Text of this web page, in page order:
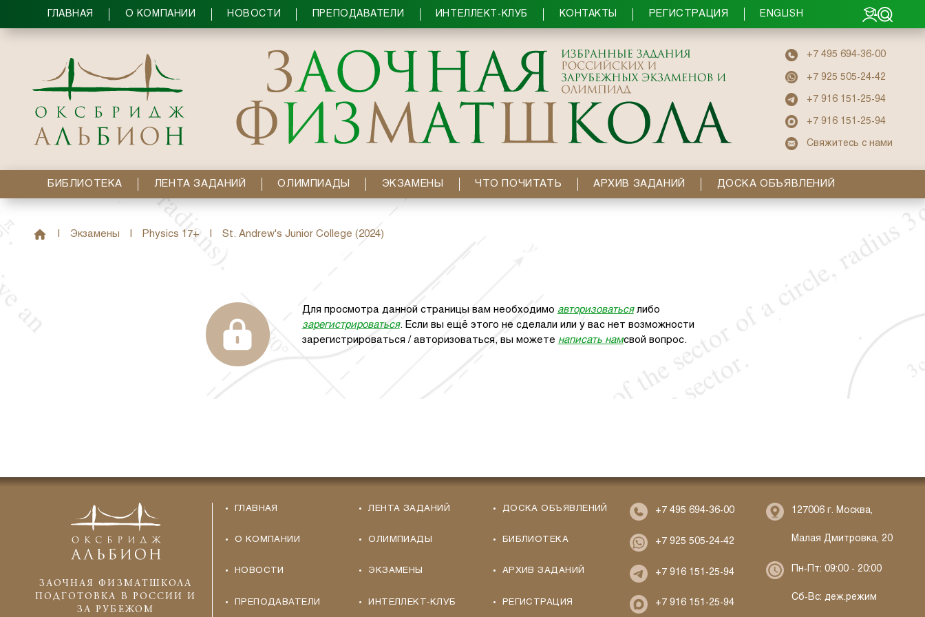
ГЛАВНАЯ О КОМПАНИИ НОВОСТИ ПРЕПОДАВАТЕЛИ ИНТЕЛЛЕКТ-КЛУБ КОНТАКТЫ РЕГИСТРАЦИЯ ENGLISH
+7 495 694-36-00
+7 925 505-24-42
+7 916 151-25-94
+7 916 151-25-94
Свяжитесь с нами
БИБЛИОТЕКА ЛЕНТА ЗАДАНИЙ ОЛИМПИАДЫ ЭКЗАМЕНЫ ЧТО ПОЧИТАТЬ АРХИВ ЗАДАНИЙ ДОСКА ОБЪЯВЛЕНИЙ
Экзамены Physics 17+ St. Andrew's Junior College (2024)
Для просмотра данной страницы вам необходимо авторизоваться либо
зарегистрироваться. Если вы ещё этого не сделали или у вас нет возможности
зарегистрироваться / авторизоваться, вы можете написать намсвой вопрос.
ЗАОЧНАЯ ФИЗМАТШКОЛА
ПОДГОТОВКА В РОССИИ И
ЗА РУБЕЖОМ
ГЛАВНАЯ
О КОМПАНИИ
НОВОСТИ
ПРЕПОДАВАТЕЛИ
ЛЕНТА ЗАДАНИЙ
ОЛИМПИАДЫ
ЭКЗАМЕНЫ
ИНТЕЛЛЕКТ-КЛУБ
ДОСКА ОБЪЯВЛЕНИЙ
БИБЛИОТЕКА
АРХИВ ЗАДАНИЙ
РЕГИСТРАЦИЯ
+7 495 694-36-00
+7 925 505-24-42
+7 916 151-25-94
+7 916 151-25-94
127006 г. Москва,
Малая Дмитровка, 20
Пн-Пт: 09:00 - 20:00
Сб-Вс: деж.режим